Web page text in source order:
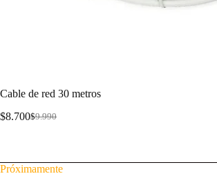
Cable de red 30 metros
$9.990
$8.700
Próximamente